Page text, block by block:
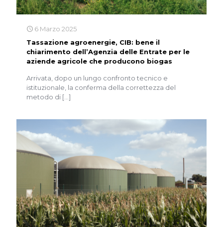
6 Marzo 2025
Tassazione agroenergie, CIB: bene il
chiarimento dell’Agenzia delle Entrate per le
aziende agricole che producono biogas
Arrivata, dopo un lungo confronto tecnico e
istituzionale, la conferma della correttezza del
metodo di […]